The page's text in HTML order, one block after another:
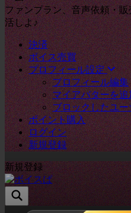
ファンプラン、音声依頼・
活しよ♪
決済
ボイス売買
プロフィール設定
プロフィール編集
マイアバターを追
ブロックしたユー
ポイント購入
ログイン
新規登録
新規登録